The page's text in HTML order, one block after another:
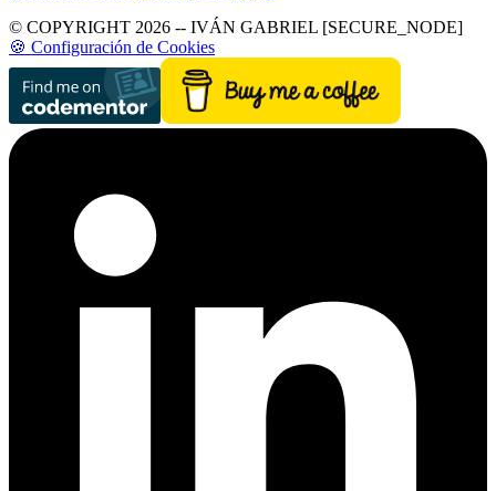
© COPYRIGHT 2026 -- IVÁN GABRIEL [SECURE_NODE]
🍪 Configuración de Cookies